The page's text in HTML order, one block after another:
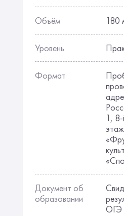
Объём 180
Уровень
Формат
1,
Документ об
образовании
ОГЭ